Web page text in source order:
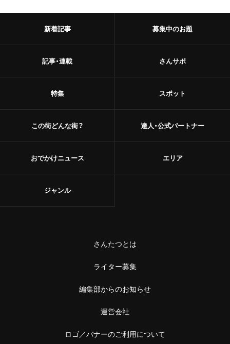
新着記事
記事・連載
特集
この街どんな街？
おでかけニュース
募集中のお題
さんサポ
スポット
達人・公式パートナー
エリア
ジャンル
さんたつとは
ライター募集
編集部からのお知らせ
運営会社
ロゴ／バナーのご利用について